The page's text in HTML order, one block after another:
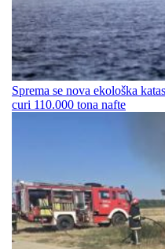
Sprema se nova ekološka
curi 110.000 tona nafte